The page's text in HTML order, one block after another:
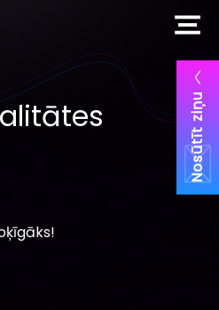
Nosūtīt ziņu